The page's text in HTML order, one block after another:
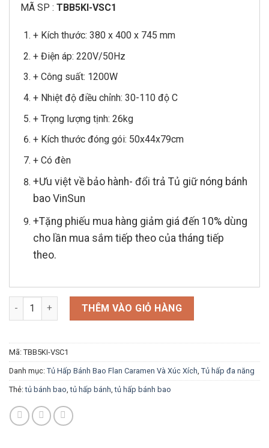
MÃ SP : TBB5KI-VSC1
+ Kích thước: 380 x 400 x 745 mm
+ Điện áp: 220V/50Hz
+ Công suất: 1200W
+ Nhiệt độ điều chỉnh: 30-110 độ C
+ Trọng lượng tịnh: 26kg
+ Kích thước đóng gói: 50x44x79cm
+ Có đèn
+Ưu việt về bảo hành- đổi trả Tủ giữ nóng bánh
bao VinSun
+Tặng phiếu mua hàng giảm giá đến 10% dùng
cho lần mua sắm tiếp theo của tháng tiếp
theo.
Tủ Hấp Giữ Nóng Bánh Bao 5 Tầng Khung Inox Dùng Điện
THÊM VÀO GIỎ HÀNG
Mã: TBB5KI-VSC1
Danh mục: Tủ Hấp Bánh Bao Flan Caramen Và Xúc Xích Tủ hấp đa năng
Thẻ:tủ bánh bao ,tủ hấp bánh ,tủ hấp bánh bao